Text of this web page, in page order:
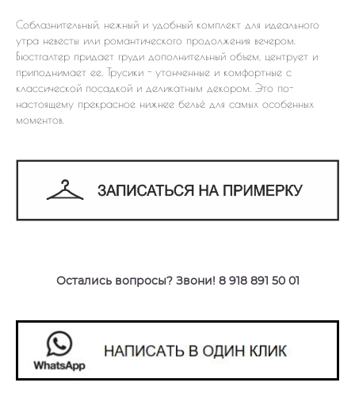
Соблазнительный, нежный и удобный комплект для идеального
утра невесты или романтического продолжения вечером.
Бюстгалтер придает груди дополнительный объем, центрует и
приподнимает ее. Трусики - утонченные и комфортные с
классической посадкой и деликатным декором. Это по-
настоящему прекрасное нижнее бельё для самых особенных
моментов.
Остались вопросы? Звони! 8 918 891 50 01